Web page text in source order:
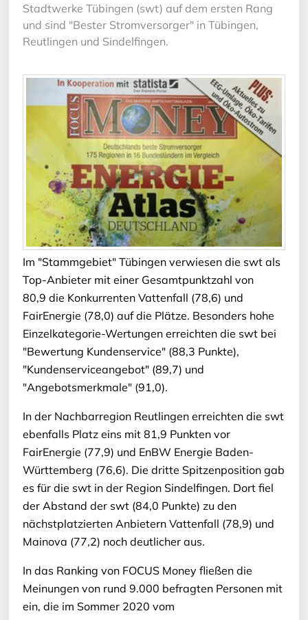
Stadtwerke Tübingen (swt) auf dem ersten Rang
und sind "Bester Stromversorger" in Tübingen,
Reutlingen und Sindelfingen.
Im "Stammgebiet" Tübingen verwiesen die swt als
Top-Anbieter mit einer Gesamtpunktzahl von
80,9 die Konkurrenten Vattenfall (78,6) und
FairEnergie (78,0) auf die Plätze. Besonders hohe
Einzelkategorie-Wertungen erreichten die swt bei
"Bewertung Kundenservice" (88,3 Punkte),
"Kundenserviceangebot" (89,7) und
"Angebotsmerkmale" (91,0).
In der Nachbarregion Reutlingen erreichten die swt
ebenfalls Platz eins mit 81,9 Punkten vor
FairEnergie (77,9) und EnBW Energie Baden-
Württemberg (76,6). Die dritte Spitzenposition gab
es für die swt in der Region Sindelfingen. Dort fiel
der Abstand der swt (84,0 Punkte) zu den
nächstplatzierten Anbietern Vattenfall (78,9) und
Mainova (77,2) noch deutlicher aus.
In das Ranking von FOCUS Money fließen die
Meinungen von rund 9.000 befragten Personen mit
ein, die im Sommer 2020 vom